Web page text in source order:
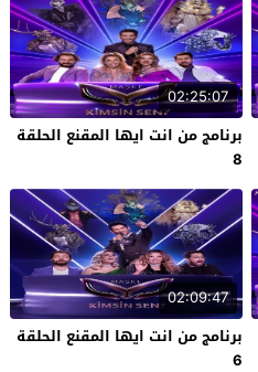
02:25:07
برنامج من انت ايها المقنع الحلقة
8
02:09:47
برنامج من انت ايها المقنع الحلقة
6